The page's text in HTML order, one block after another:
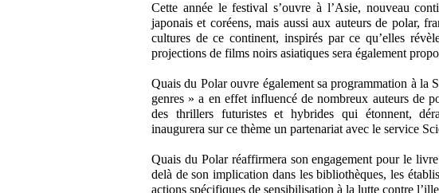
Cette année le festival s’ouvre à l’Asie, nouveau
japonais et coréens, mais aussi aux auteurs de polar,
cultures de ce continent, inspirés par ce qu’elles
projections de films noirs asiatiques sera également
Quais du Polar ouvre également sa programmation à la
genres » a en effet influencé de nombreux auteurs de
des thrillers futuristes et hybrides qui étonnent,
inaugurera sur ce thème un partenariat avec le service
Quais du Polar réaffirmera son engagement pour le
delà de son implication dans les bibliothèques, les
actions spécifiques de sensibilisation à la lutte contre